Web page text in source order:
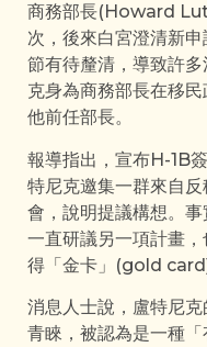
商務部長(Howard
次，後來白宮澄清新
節有待釐清，導致許
克身為商務部長在移
他前任部長。
報導指出，宣布H-1B
特尼克邀集一群來自
會，說明提議構想。
一直研議另一項計畫
得「金卡」(gold card)
消息人士說，盧特尼
青睞，被認為是一種